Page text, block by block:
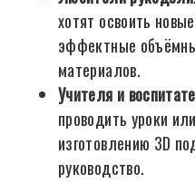
хотят освоить
эффектные
материалов.
Учителя и
проводить уроки
изготовлению 3D
руководство.